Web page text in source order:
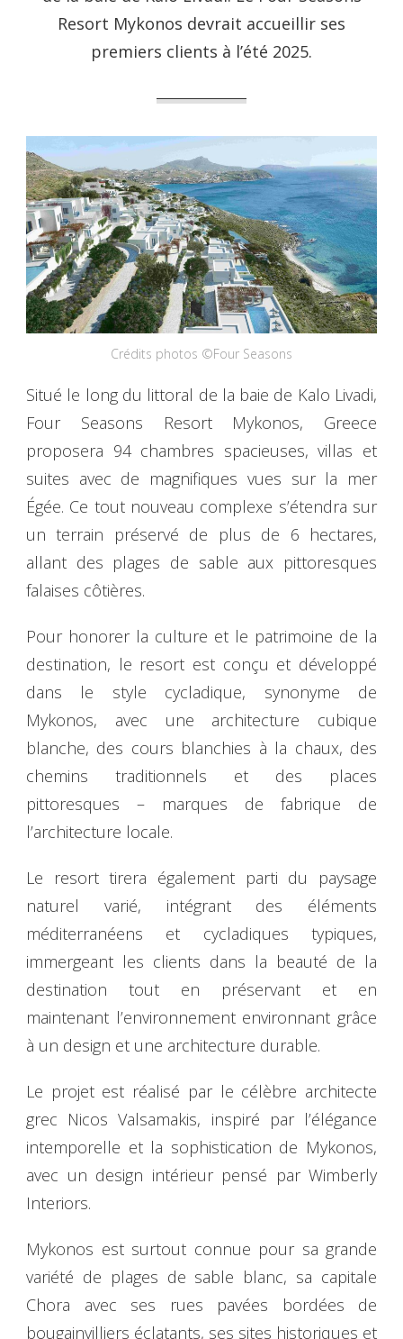
Resort Mykonos devrait accueillir ses
premiers clients à l’été 2025.
Crédits photos ©Four Seasons
Situé le long du littoral de la baie de Kalo Livadi,
Four Seasons Resort Mykonos, Greece
proposera 94 chambres spacieuses, villas et
suites avec de magnifiques vues sur la mer
Égée. Ce tout nouveau complexe s’étendra sur
un terrain préservé de plus de 6 hectares,
allant des plages de sable aux pittoresques
falaises côtières.
Pour honorer la culture et le patrimoine de la
destination, le resort est conçu et développé
dans le style cycladique, synonyme de
Mykonos, avec une architecture cubique
blanche, des cours blanchies à la chaux, des
chemins traditionnels et des places
pittoresques – marques de fabrique de
l’architecture locale.
Le resort tirera également parti du paysage
naturel varié, intégrant des éléments
méditerranéens et cycladiques typiques,
immergeant les clients dans la beauté de la
destination tout en préservant et en
maintenant l’environnement environnant grâce
à un design et une architecture durable.
Le projet est réalisé par le célèbre architecte
grec Nicos Valsamakis, inspiré par l’élégance
intemporelle et la sophistication de Mykonos,
avec un design intérieur pensé par Wimberly
Interiors.
Mykonos est surtout connue pour sa grande
variété de plages de sable blanc, sa capitale
Chora avec ses rues pavées bordées de
bougainvilliers éclatants, ses sites historiques et